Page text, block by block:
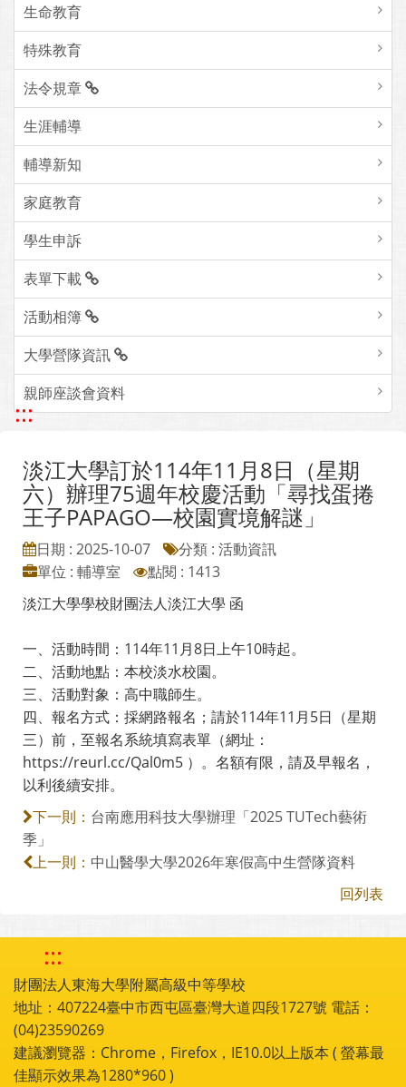
生命教育
特殊教育
法令規章
生涯輔導
輔導新知
家庭教育
學生申訴
表單下載
活動相簿
大學營隊資訊
親師座談會資料
:::
淡江大學訂於114年11月8日（星期
六）辦理75週年校慶活動「尋找蛋捲
王子PAPAGO—校園實境解謎」
日期 : 2025-10-07
分類 : 活動資訊
單位 : 輔導室
點閱 : 1413
淡江大學學校財團法人淡江大學 函
一、活動時間：114年11月8日上午10時起。
二、活動地點：本校淡水校園。
三、活動對象：高中職師生。
四、報名方式：採網路報名；請於114年11月5日（星期
三）前，至報名系統填寫表單（網址：
https://reurl.cc/Qal0m5 ）。名額有限，請及早報名，
以利後續安排。
下一則： 台南應用科技大學辦理「2025 TUTech藝術
季」
上一則： 中山醫學大學2026年寒假高中生營隊資料
回列表
:::
財團法人東海大學附屬高級中等學校
地址：407224臺中市西屯區臺灣大道四段1727號 電話：
(04)23590269
建議瀏覽器：Chrome，Firefox，IE10.0以上版本 ( 螢幕最
佳顯示效果為1280*960 )